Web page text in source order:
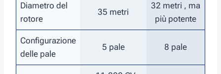
Diametro del
rotore
35 metri
32 metri , ma
più potente
Configurazione
delle pale
5 pale 8 pale